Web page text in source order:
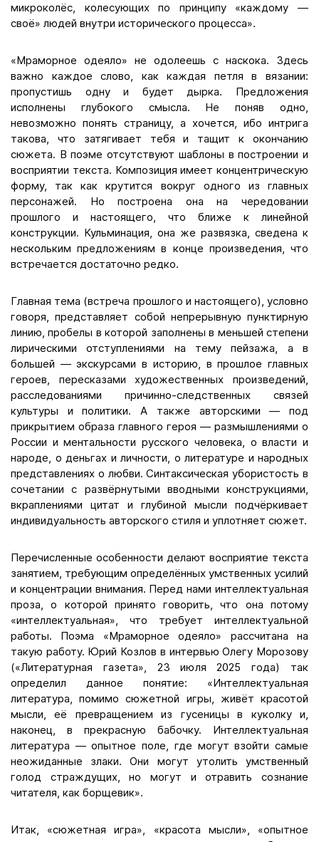
микроколёс, колесующих по принципу «каждому —
своё» людей внутри исторического процесса».
«Мраморное одеяло» не одолеешь с наскока. Здесь
важно каждое слово, как каждая петля в вязании:
пропустишь одну и будет дырка. Предложения
исполнены глубокого смысла. Не поняв одно,
невозможно понять страницу, а хочется, ибо интрига
такова, что затягивает тебя и тащит к окончанию
сюжета. В поэме отсутствуют шаблоны в построении и
восприятии текста. Композиция имеет концентрическую
форму, так как крутится вокруг одного из главных
персонажей. Но построена она на чередовании
прошлого и настоящего, что ближе к линейной
конструкции. Кульминация, она же развязка, сведена к
нескольким предложениям в конце произведения, что
встречается достаточно редко.
Главная тема (встреча прошлого и настоящего), условно
говоря, представляет собой непрерывную пунктирную
линию, пробелы в которой заполнены в меньшей степени
лирическими отступлениями на тему пейзажа, а в
большей — экскурсами в историю, в прошлое главных
героев, пересказами художественных произведений,
расследованиями причинно-следственных связей
культуры и политики. А также авторскими — под
прикрытием образа главного героя — размышлениями о
России и ментальности русского человека, о власти и
народе, о деньгах и личности, о литературе и народных
представлениях о любви. Синтаксическая убористость в
сочетании с развёрнутыми вводными конструкциями,
вкраплениями цитат и глубиной мысли подчёркивает
индивидуальность авторского стиля и уплотняет сюжет.
Перечисленные особенности делают восприятие текста
занятием, требующим определённых умственных усилий
и концентрации внимания. Перед нами интеллектуальная
проза, о которой принято говорить, что она потому
«интеллектуальная», что требует интеллектуальной
работы. Поэма «Мраморное одеяло» рассчитана на
такую работу. Юрий Козлов в интервью Олегу Морозову
(«Литературная газета», 23 июля 2025 года) так
определил данное понятие: «Интеллектуальная
литература, помимо сюжетной игры, живёт красотой
мысли, её превращением из гусеницы в куколку и,
наконец, в прекрасную бабочку. Интеллектуальная
литература — опытное поле, где могут взойти самые
неожиданные злаки. Они могут утолить умственный
голод страждущих, но могут и отравить сознание
читателя, как борщевик».
Итак, «сюжетная игра», «красота мысли», «опытное